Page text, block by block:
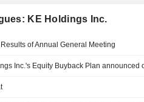
KE Holdings Inc.
of Annual General Meeting